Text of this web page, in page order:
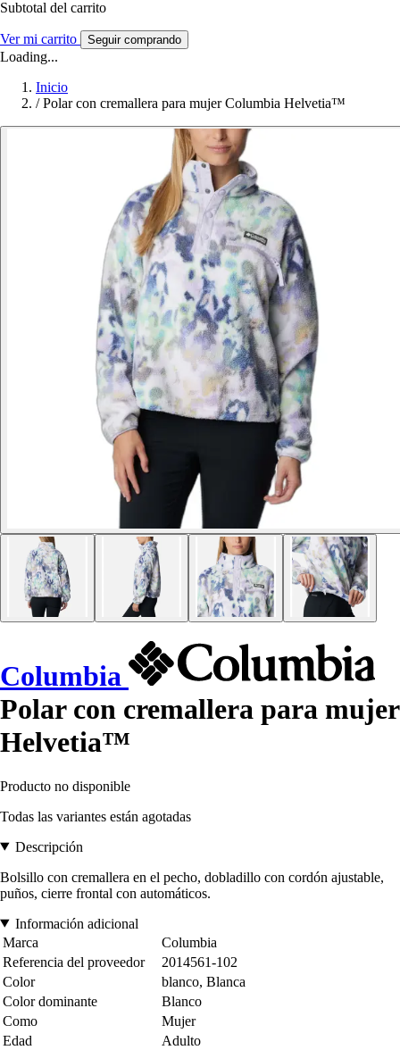
Subtotal del carrito
Ver mi carrito Seguir comprando
Loading...
Inicio
/ Polar con cremallera para mujer Columbia Helvetia™
Columbia
Polar con cremallera para mujer
Helvetia™
Producto no disponible
Todas las variantes están agotadas
Descripción
Bolsillo con cremallera en el pecho, dobladillo con cordón ajustable,
puños, cierre frontal con automáticos.
Información adicional
Marca
Columbia
Referencia del proveedor
2014561-102
Color
blanco, Blanca
Color dominante
Blanco
Como
Mujer
Edad
Adulto